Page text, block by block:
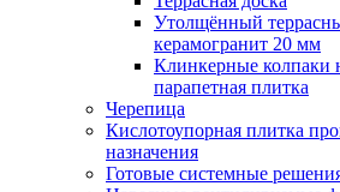
Утолщённый
керамогранит 20 мм
Клинкерные колпаки
парапетная плитка
Черепица
Кислотоупорная плитка
назначения
Готовые системные